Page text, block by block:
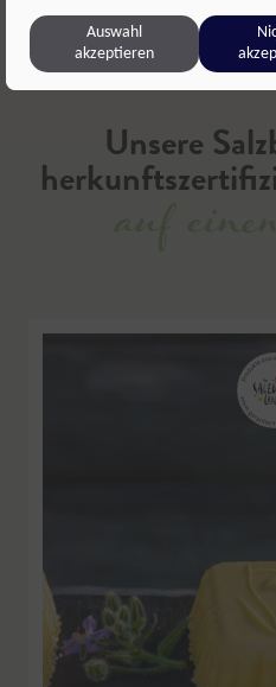
Unsere
auf
Auswahl
akzeptieren